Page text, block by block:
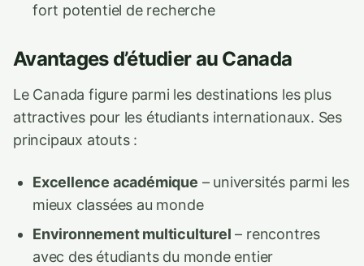
fort potentiel de recherche
Avantages d’étudier au Canada
Le Canada figure parmi les destinations les plus
attractives pour les étudiants internationaux. Ses
principaux atouts :
Excellence académique – universités parmi les
mieux classées au monde
Environnement multiculturel – rencontres
avec des étudiants du monde entier